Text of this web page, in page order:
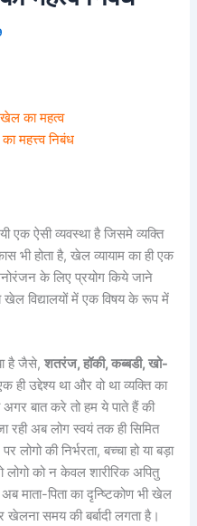
खेल का महत्व
महत्त्व निबंध
एक ऐसी व्यवस्था है जिसमे व्यक्ति
भी होता है, खेल व्यायाम का ही एक
के लिए प्रयोग किये जाने
विद्यालयों में एक विषय के रूप में
है जैसे,शतरंज, हॉकी, कब्बडी, खो-
उद्देश्य था और वो था व्यक्ति का
बात करे तो हम ये पाते हैं की
रही अब लोग स्वयं तक ही सिमित
लोगो की निर्भरता, बच्चा हो या बड़ा
को न केवल शारीरिक अपितु
माता-पिता का दृन्ष्टिकोण भी खेल
समय की बर्बादी लगता है।